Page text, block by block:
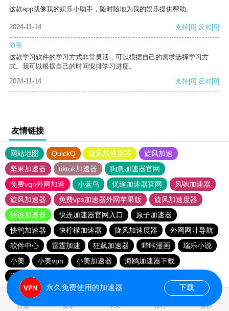
这款app就像我的娱乐小助手，随时随地为我的娱乐提供帮助。
2024-11-14 支持[0] 反对[0]
游客
这款学习软件的学习方式非常灵活，可以根据自己的需求选择学习方
式。我可以根据自己的时间安排学习进度。
2024-11-14
支持[0] 反对[0]
友情链接
网站地图 QuickQ 旋风加速度器
旋风加速
坚果加速器
tiktok加速器
狗急加速器官网
免费vqn外网加速
小蓝鸟 优途加速器官网
风驰加速器
旋风加速器
免费vps加速器外网苹果版
旋风加速度器
快连加速器
快连加速器官网入口
原子加速器
快鸭加速器
快柠檬加速器 旋风加速度器
外网网址导航
软件中心
雷霆加速 狂飙加速器 哔咔漫画
瑞乐小说
小美
小美vpn 小美加速器
海鸥加速器下载
海鸥加速度
首页 安卓 苹果 排行 推荐
永久免费使用的加速器 下载
0.074043s